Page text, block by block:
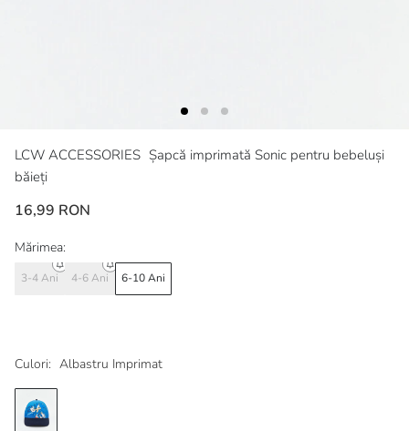
LCW ACCESSORIES Șapcă imprimată Sonic pentru bebeluși
băieți
16,99 RON
Culori: Albastru Imprimat
Mărimea:
3-4 Ani 4-6 Ani 6-10 Ani